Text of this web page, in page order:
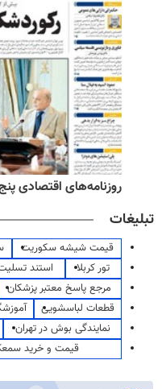
روزنامه‌های اقتصادی پنج‌شنبه ۱۵
تبلیغات
قیمت شیشه سکوریت
تور کربلا
استند
مرجع پاسخ معتبر پزشکان
قطعات لباسشویی
نمایندگی بوش در تهران
قیمت و خرید